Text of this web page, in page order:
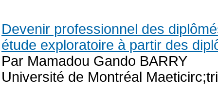
Devenir professionnel des
étude exploratoire à partir des
Par Mamadou Gando BARRY
Université de Montréal